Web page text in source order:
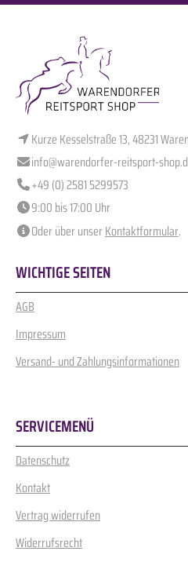
Kurze Kesselstraße 13, 48231
info@warendorfer-reitsport-
+49 (0) 2581 5299573
9:00 bis 17:00 Uhr
Oder über unserKontaktformular.
WICHTIGE SEITEN
AGB
Impressum
Versand- und Zahlungsinformationen
SERVICEMENÜ
Datenschutz
Kontakt
Vertrag widerrufen
Widerrufsrecht